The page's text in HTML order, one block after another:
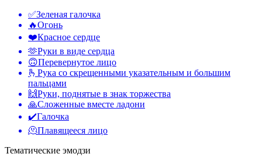
✅Зеленая галочка
🔥Огонь
❤️Красное сердце
🫶Руки в виде сердца
🙃Перевернутое лицо
🫰 Рука со скрещенными указательным и большим
пальцами
🙌Руки, поднятые в знак торжества
🙏Сложенные вместе ладони
✔️Галочка
🫠Плавящееся лицо
Тематические эмодзи